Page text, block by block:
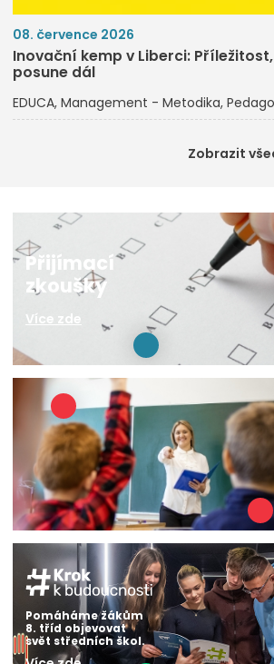
08. července 2026
Inovační kemp v Liberci:
posune dál
EDUCA Management - Metodika
Zobrazit
Přijímací
zkoušky
Více zde
Pomáháme žákům
8. tříd objevovat
svět středních škol.